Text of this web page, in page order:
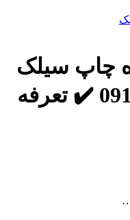
چاپ سیلک
رشت ✔️ 09195423486 ✔️ تعرفه